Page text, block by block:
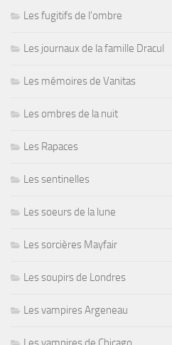
Les fugitifs de l'ombre
Les journaux de la famille Dracul
Les mémoires de Vanitas
Les ombres de la nuit
Les Rapaces
Les sentinelles
Les soeurs de la lune
Les sorcières Mayfair
Les soupirs de Londres
Les vampires Argeneau